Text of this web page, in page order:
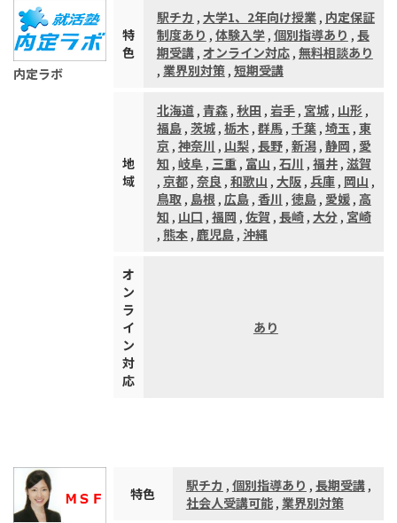
内定ラボ
特
色
駅チカ , 大学1、2年向け授業, 内定保証
制度あり , 体験入学, 個別指導あり , 長
期受講, オンライン対応, 無料相談あり
, 業界別対策, 短期受講
地
域
北海道, 青森, 秋田 , 岩手, 宮城, 山形 ,
福島, 茨城, 栃木, 群馬, 千葉, 埼玉, 東
京, 神奈川 , 山梨, 長野, 新潟, 静岡 , 愛
知 , 岐阜, 三重, 富山 , 石川 , 福井, 滋賀
, 京都, 奈良 , 和歌山 , 大阪, 兵庫, 岡山 ,
鳥取, 島根, 広島, 香川 , 徳島, 愛媛, 高
知 , 山口 , 福岡 , 佐賀 , 長崎, 大分, 宮崎
, 熊本, 鹿児島, 沖縄
オ
ン
ラ
イ
ン
対
応
あり
特色 駅チカ , 個別指導あり , 長期受講,
社会人受講可能, 業界別対策